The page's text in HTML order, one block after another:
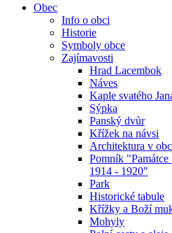
Obec
Info o obci
Historie
Symboly obce
Zajímavosti
Hrad Lacembok
Náves
Kaple svatého
Sýpka
Panský dvůr
Křížek na návsi
Architektura v
Pomník
1914 - 1920"
Park
Historické tabule
Křížky a Boží
Mohyly